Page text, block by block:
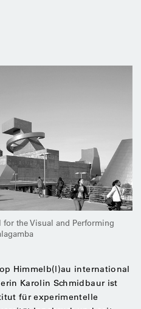
the Visual and Performing
Himmelb(l)au international
Karolin Schmidbaur ist
für experimentelle